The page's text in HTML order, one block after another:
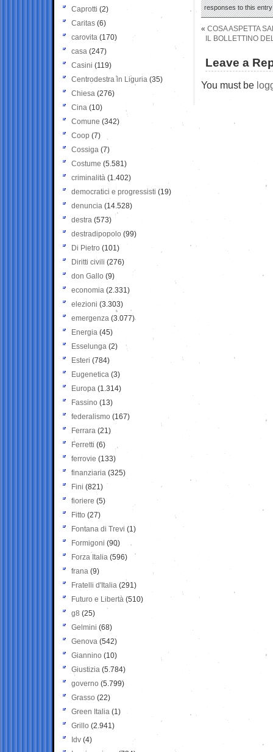
responses to this
« COSA ASPETTA
IL BOLLETTINO
Leave a
You must be
Caprotti (2)
Caritas (6)
carovita (170)
casa (247)
Casini (119)
Centrodestra in Liguria (35)
Chiesa (276)
Cina (10)
Comune (342)
Coop (7)
Cossiga (7)
Costume (5.581)
criminalità (1.402)
democratici e progressisti (19)
denuncia (14.528)
destra (573)
destradipopolo (99)
Di Pietro (101)
Diritti civili (276)
don Gallo (9)
economia (2.331)
elezioni (3.303)
emergenza (3.077)
Energia (45)
Esselunga (2)
Esteri (784)
Eugenetica (3)
Europa (1.314)
Fassino (13)
federalismo (167)
Ferrara (21)
Ferretti (6)
ferrovie (133)
finanziaria (325)
Fini (821)
fioriere (5)
Fitto (27)
Fontana di Trevi (1)
Formigoni (90)
Forza Italia (596)
frana (9)
Fratelli d'Italia (291)
Futuro e Libertà (510)
g8 (25)
Gelmini (68)
Genova (542)
Giannino (10)
Giustizia (5.784)
governo (5.799)
Grasso (22)
Green Italia (1)
Grillo (2.941)
Idv (4)